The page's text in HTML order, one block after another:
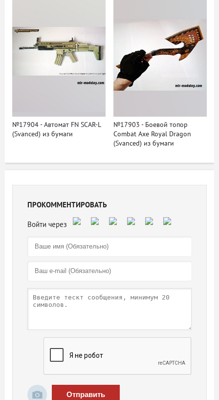
№17904 - Автомат FN SCAR-L
(Svanced) из бумаги
№17903 - Боевой топор
Combat Axe Royal Dragon
(Svanced) из бумаги
ПРОКОММЕНТИРОВАТЬ
Отправить